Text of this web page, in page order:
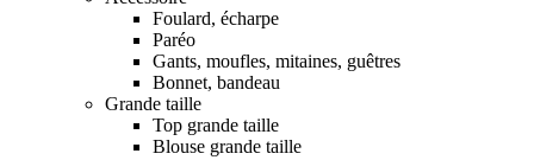
Foulard, écharpe
Paréo
Gants, moufles, mitaines, guêtres
Bonnet, bandeau
Grande taille
Top grande taille
Blouse grande taille